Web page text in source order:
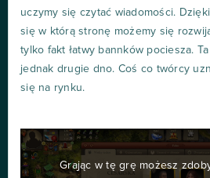
uczymy się czytać wiadomości.
się w którą stronę możemy się
tylko fakt łatwy bannków pociesza.
jednak drugie dno. Coś co twórcy
się na rynku.
Grając w tę grę możesz